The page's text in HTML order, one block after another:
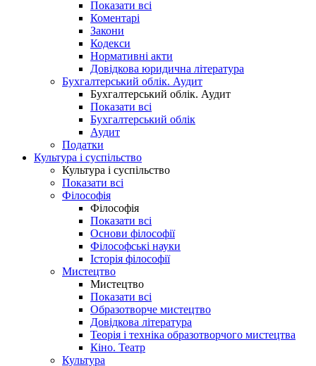
Показати всі
Коментарі
Закони
Кодекси
Нормативні акти
Довідкова юридична література
Бухгалтерський облік. Аудит
Бухгалтерський облік. Аудит
Показати всі
Бухгалтерський облік
Аудит
Податки
Культура і суспільство
Культура і суспільство
Показати всі
Філософія
Філософія
Показати всі
Основи філософії
Філософські науки
Історія філософії
Мистецтво
Мистецтво
Показати всі
Образотворче мистецтво
Довідкова література
Теорія і техніка образотворчого мистецтва
Кіно. Театр
Культура